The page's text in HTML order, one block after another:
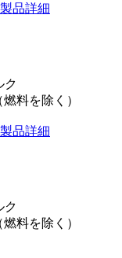
製品詳細
ク
料を除く）
製品詳細
ク
料を除く）